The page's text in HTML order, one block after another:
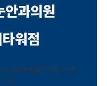
안과의원
워점
300 롯데월드타워 11층
29)